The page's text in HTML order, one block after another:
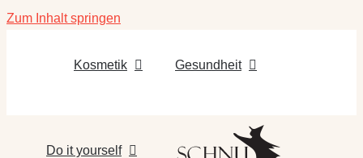
Zum Inhalt springen
Kosmetik Gesundheit
Do it yourself